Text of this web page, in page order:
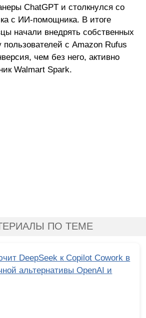
ChatGPT и столкнулся со
с ИИ-помощника. В итоге
начали внедрять собственных
с Amazon Rufus
чем без него, активно
Walmart Spark.
ПО ТЕМЕ